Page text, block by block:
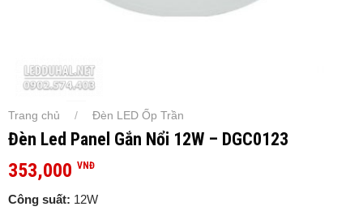
Trang chủ / Đèn LED Ốp Trần
Đèn Led Panel Gắn Nổi 12W – DGC0123
353,000 VNĐ
Công suất: 12W